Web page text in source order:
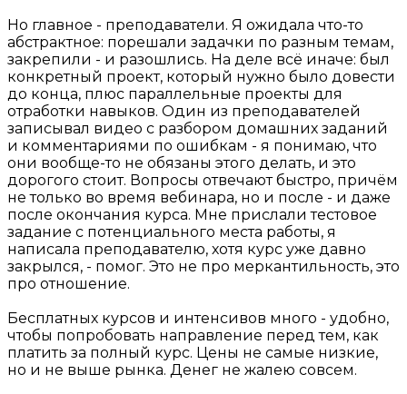
Но главное - преподаватели. Я ожидала что-то
абстрактное: порешали задачки по разным темам,
закрепили - и разошлись. На деле всё иначе: был
конкретный проект, который нужно было довести
до конца, плюс параллельные проекты для
отработки навыков. Один из преподавателей
записывал видео с разбором домашних заданий
и комментариями по ошибкам - я понимаю, что
они вообще-то не обязаны этого делать, и это
дорогого стоит. Вопросы отвечают быстро, причём
не только во время вебинара, но и после - и даже
после окончания курса. Мне прислали тестовое
задание с потенциального места работы, я
написала преподавателю, хотя курс уже давно
закрылся, - помог. Это не про меркантильность, это
про отношение.
Бесплатных курсов и интенсивов много - удобно,
чтобы попробовать направление перед тем, как
платить за полный курс. Цены не самые низкие,
но и не выше рынка. Денег не жалею совсем.